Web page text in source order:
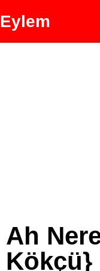
Eylem
Ah
Kökçü}